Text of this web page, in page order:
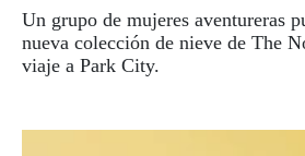
Un grupo de mujeres aventureras
nueva colección de nieve de The
viaje a Park City.